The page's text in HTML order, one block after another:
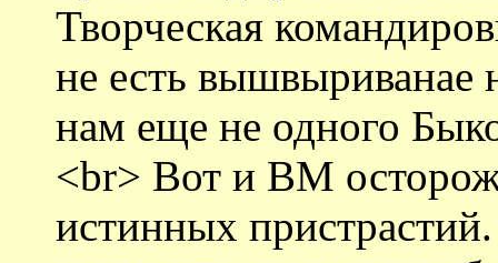
Творческая
не есть
нам еще не одного
<br> Вот и ВМ
истинных